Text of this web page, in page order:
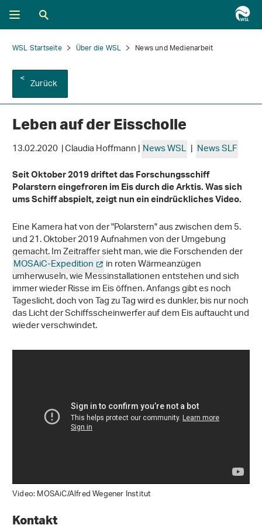
WSL Startseite Über die WSL News und Medienarbeit
Zurück
Leben auf der Eisscholle
13.02.2020 | Claudia Hoffmann |News WSL | News SLF
Seit Oktober 2019 driftet das Forschungsschiff
Polarstern eingefroren im Eis durch die Arktis. Was sich
ums Schiff abspielt, zeigt nun ein eindrückliches Video.
Eine Kamera hat von der "Polarstern" aus zwischen dem 5.
und 21. Oktober 2019 Aufnahmen von der Umgebung
gemacht. Im Zeitraffer sieht man, wie die Forschenden der
MOSAiC-Expedition in roten Wärmeanzügen
umherwuseln, wie Messinstallationen entstehen und sich
immer wieder Risse im Eis öffnen. Anfangs gibt es noch
Tageslicht, doch von Tag zu Tag wird es dunkler, bis nur noch
das Licht der Schiffsscheinwerfer auf dem Eis auftaucht und
wieder verschwindet.
Video: MOSAiC/Alfred Wegener Institut
Kontakt